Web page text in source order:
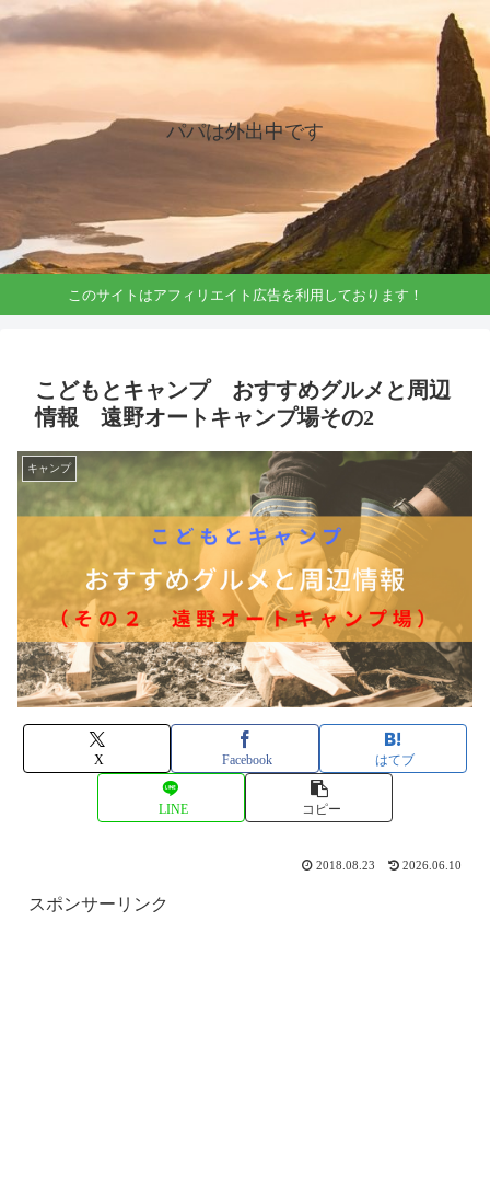
パパは外出中です
このサイトはアフィリエイト広告を利用しております！
こどもとキャンプ おすすめグルメと周辺
情報 遠野オートキャンプ場その2
キャンプ
X Facebook はてブ
LINE コピー
2018.08.23 2026.06.10
スポンサーリンク